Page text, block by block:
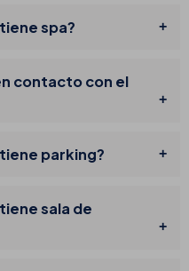
spa?
contacto con el
parking?
sala de